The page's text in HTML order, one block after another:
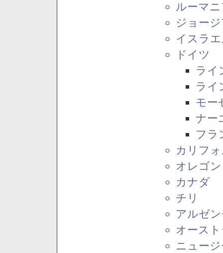
ルーマ
ジョー
イスラ
ドイツ
ライ
ライ
モー
ナー
フラ
カリフ
オレゴ
カナダ
チリ
アルゼ
オース
ニュー